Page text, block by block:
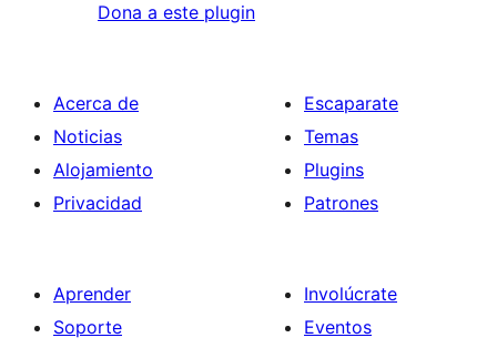
Dona a este plugin
Acerca de
Noticias
Alojamiento
Privacidad
Escaparate
Temas
Plugins
Patrones
Aprender
Soporte
Involúcrate
Eventos